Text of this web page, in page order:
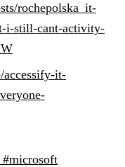
rochepolska_it-
i-still-cant-activity-
it-
#microsoft